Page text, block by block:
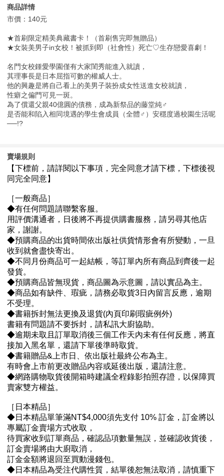
商品詳情
市價：140元
★首刷限定精美典藏書卡！（首刷售完即無贈品）
★女裝美男子in女校！被抓到即（社會性）死亡♡生存戀愛喜劇！
名門女校鍾愛學園僅有大家閨秀能進入就讀，
其理事長是日本屈指可數的權威人士。
他的興趣是將自己看上的美男子裝扮成女性送進女校就讀，
性癖之偏門可見一斑。
為了償還父親40億圓的債務，成為新祭品的藤堂純♂
是否能和陷入相同境遇的學生會成員（全體♂）安穩度過校園生活呢
──!?
賣場規則